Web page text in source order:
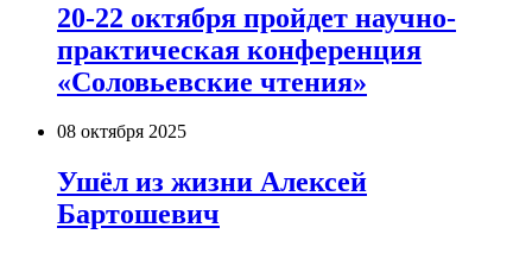
20-22 октября пройдет научно-
практическая конференция
«Соловьевские чтения»
08 октября 2025
Ушёл из жизни Алексей
Бартошевич